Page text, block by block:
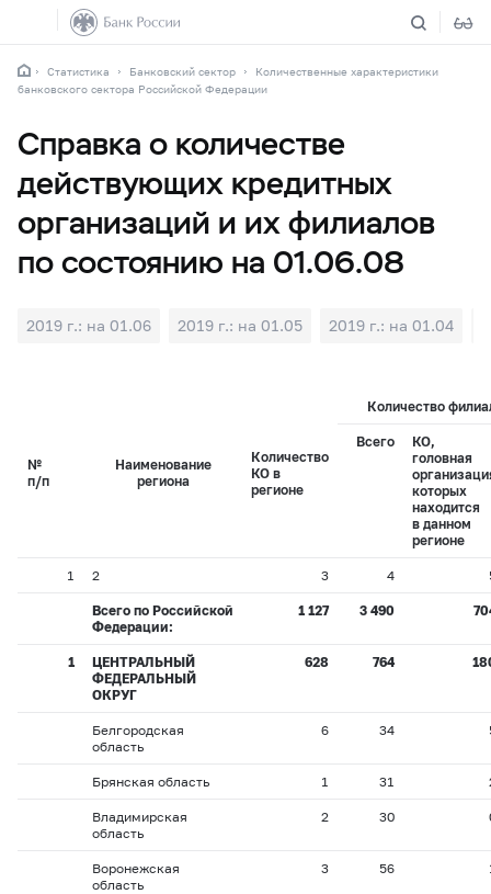
Статистика Банковский сектор
Количественные характеристики
банковского сектора Российской Федерации
Справка о количестве
действующих кредитных
организаций и их филиалов
по состоянию на 01.06.08
2019 г.: на 01.06 2019 г.: на 01.05 2019 г.: на 01.04
№
п/п
Наименование
региона
Количество
КО в
регионе
Количество
Всего
КО,
головная
которых
находится
в данном
регионе
1 2 3 4
Всего по Российской
Федерации:
1 127 3 490
1
ЦЕНТРАЛЬНЫЙ
ФЕДЕРАЛЬНЫЙ
ОКРУГ
628 764
Белгородская
область
6 34
Брянская область 1 31
Владимирская
область
2 30
Воронежская
область
3 56